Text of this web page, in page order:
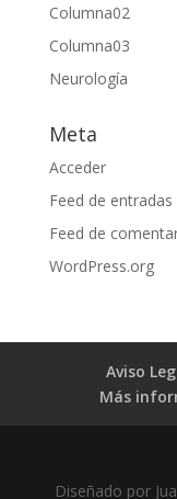
Columna02
Columna03
Neurología
Meta
Acceder
Feed de entradas
Feed de
WordPress.org
Aviso
Más
Diseñado por